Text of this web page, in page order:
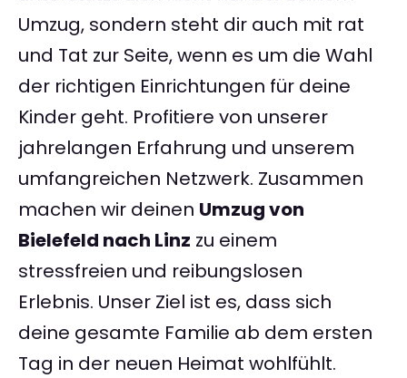
Umzug, sondern steht dir auch mit rat
und Tat zur Seite, wenn es um die Wahl
der richtigen Einrichtungen für deine
Kinder geht. Profitiere von unserer
jahrelangen Erfahrung und unserem
umfangreichen Netzwerk. Zusammen
machen wir deinen Umzug von
Bielefeld nach Linz zu einem
stressfreien und reibungslosen
Erlebnis. Unser Ziel ist es, dass sich
deine gesamte Familie ab dem ersten
Tag in der neuen Heimat wohlfühlt.